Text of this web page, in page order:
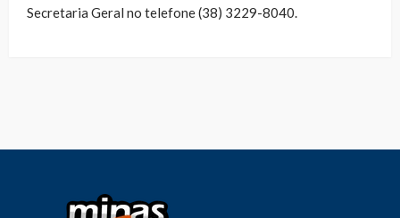
Secretaria Geral no telefone (38) 3229-8040.